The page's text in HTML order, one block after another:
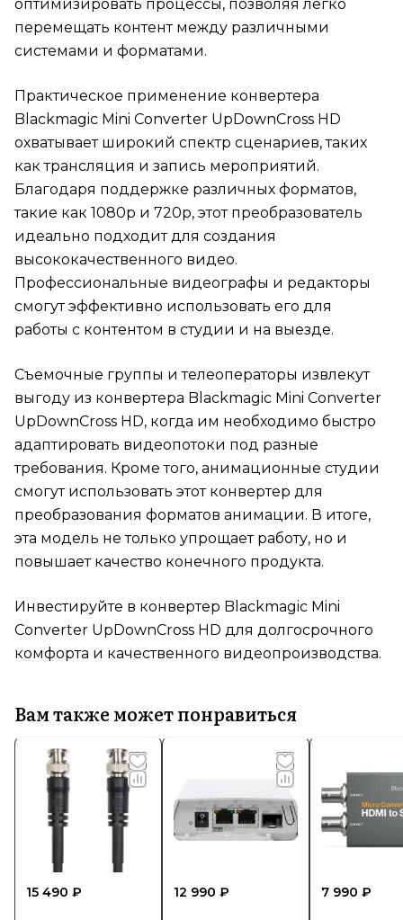
оптимизировать процессы, позволяя легко
перемещать контент между различными
системами и форматами.
Практическое применение конвертера
Blackmagic Mini Converter UpDownCross HD
охватывает широкий спектр сценариев, таких
как трансляция и запись мероприятий.
Благодаря поддержке различных форматов,
такие как 1080p и 720p, этот преобразователь
идеально подходит для создания
высококачественного видео.
Профессиональные видеографы и редакторы
смогут эффективно использовать его для
работы с контентом в студии и на выезде.
Съемочные группы и телеоператоры извлекут
выгоду из конвертера Blackmagic Mini Converter
UpDownCross HD, когда им необходимо быстро
адаптировать видеопотоки под разные
требования. Кроме того, анимационные студии
смогут использовать этот конвертер для
преобразования форматов анимации. В итоге,
эта модель не только упрощает работу, но и
повышает качество конечного продукта.
Инвестируйте в конвертер Blackmagic Mini
Converter UpDownCross HD для долгосрочного
комфорта и качественного видеопроизводства.
Вам также может понравиться
15 490 ₽ 12 990 ₽ 7 990 ₽